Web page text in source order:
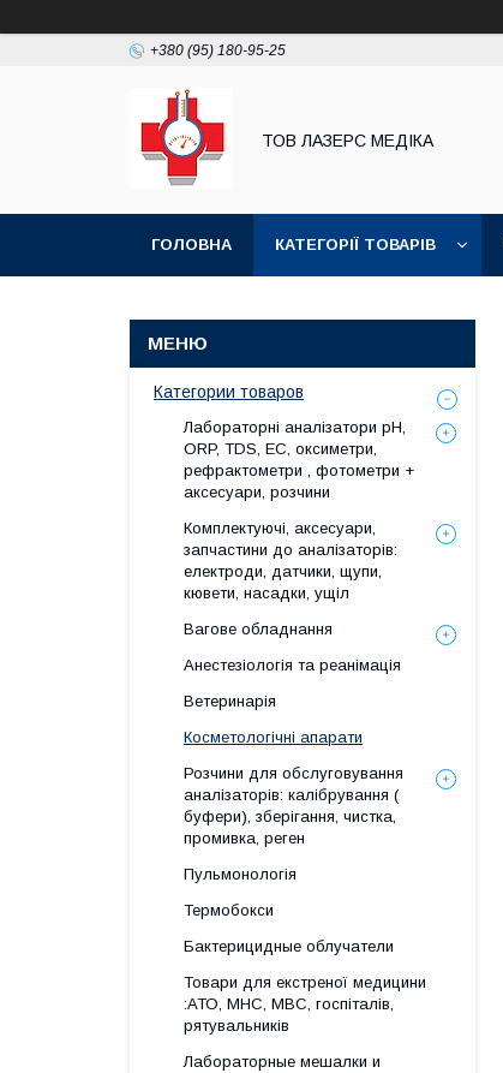
+380 (95) 180-95-25
ТОВ ЛАЗЕРС МЕДІКА
ГОЛОВНА КАТЕГОРІЇ ТОВАРІВ
Категории товаров
Лабораторні аналізатори pH,
ORP, TDS, EC, оксиметри,
рефрактометри , фотометри +
аксесуари, розчини
Комплектуючі, аксесуари,
запчастини до аналізаторів:
електроди, датчики, щупи,
кювети, насадки, ущіл
Вагове обладнання
Анестезіологія та реанімація
Ветеринарія
Косметологічні апарати
Розчини для обслуговування
аналізаторів: калібрування (
буфери), зберігання, чистка,
промивка, реген
Пульмонологія
Термобокси
Бактерицидные облучатели
Товари для екстреної медицини
:АТО, МНС, МВС, госпіталів,
рятувальників
Лабораторные мешалки и